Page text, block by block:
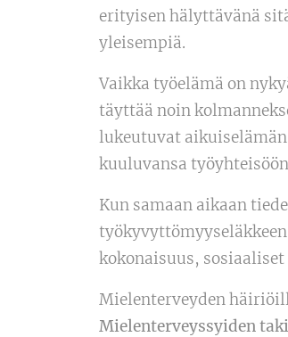
erityisen hälyttävänä
yleisempiä.
Vaikka työelämä on
täyttää noin
lukeutuvat
kuuluvansa
Kun samaan aikaan
kokonaisuus,
Mielenterveyden
Mielenterveyssyiden